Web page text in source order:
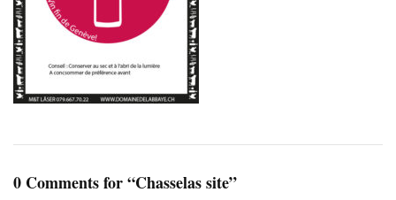
0 Comments for “Chasselas site”